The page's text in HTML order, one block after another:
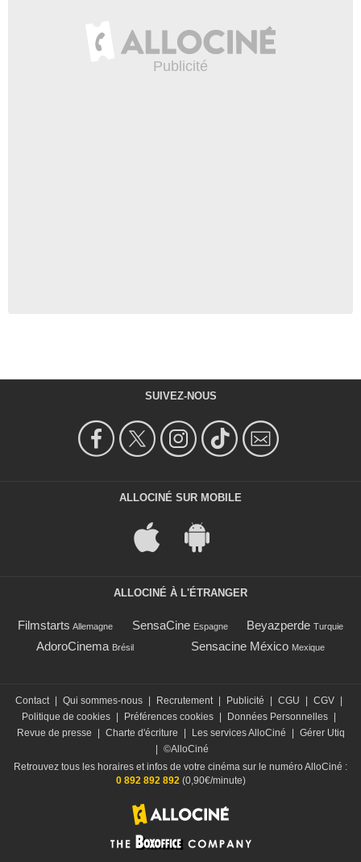
SUIVEZ-NOUS
ALLOCINÉ SUR MOBILE
ALLOCINÉ À L'ÉTRANGER
Filmstarts Allemagne SensaCine Espagne Beyazperde Turquie
AdoroCinema Brésil Sensacine México Mexique
Contact Qui sommes-nous Recrutement Publicité CGU CGV
Politique de cookies
Préférences cookies Données Personnelles
Revue de presse
Charte d'écriture Les services AlloCiné
Gérer Utiq
©AlloCiné
Retrouvez tous les horaires et infos de votre cinéma sur le numéro AlloCiné :
0 892 892 892(0,90€/minute)